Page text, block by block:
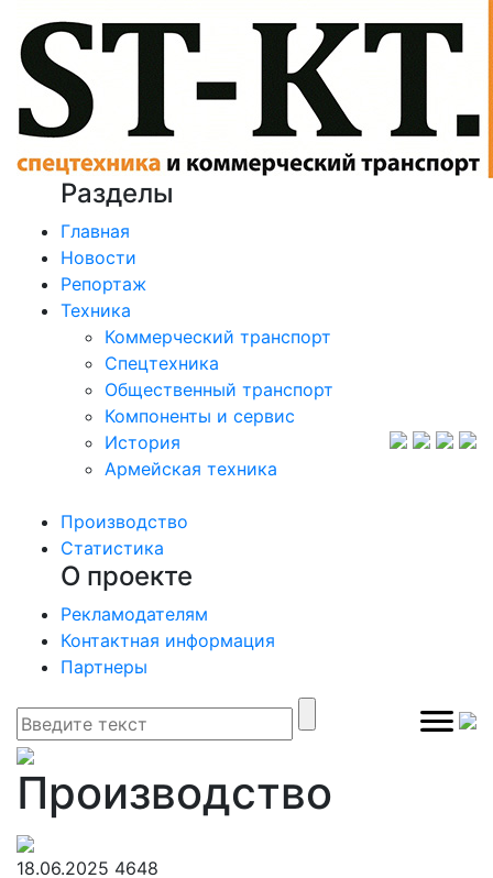
Разделы
Главная
Новости
Репортаж
Техника
Коммерческий транспорт
Спецтехника
Общественный транспорт
Компоненты и сервис
История
Армейская техника
Производство
Статистика
О проекте
Рекламодателям
Контактная информация
Партнеры
Производство
18.06.2025 4648